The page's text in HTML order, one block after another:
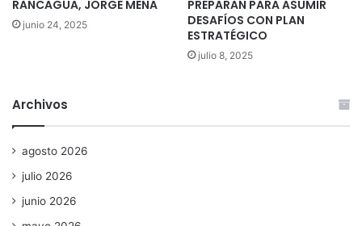
RANCAGUA, JORGE MENA
junio 24, 2025
PREPARAN PARA ASUMIR
DESAFÍOS CON PLAN
ESTRATÉGICO
julio 8, 2025
Archivos
agosto 2026
julio 2026
junio 2026